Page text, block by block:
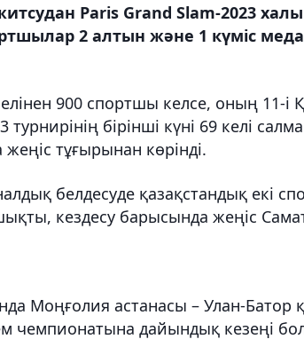
Paris Grand Slam-2023
2 алтын және 1 күміс
900 спортшы келсе, оның 11-і
бірінші күні 69 келі
тұғырынан көрінді.
белдесуде қазақстандық екі
кездесу барысында жеңіс
Моңғолия астанасы – Улан-Батор
чемпионатына дайындық кезеңі